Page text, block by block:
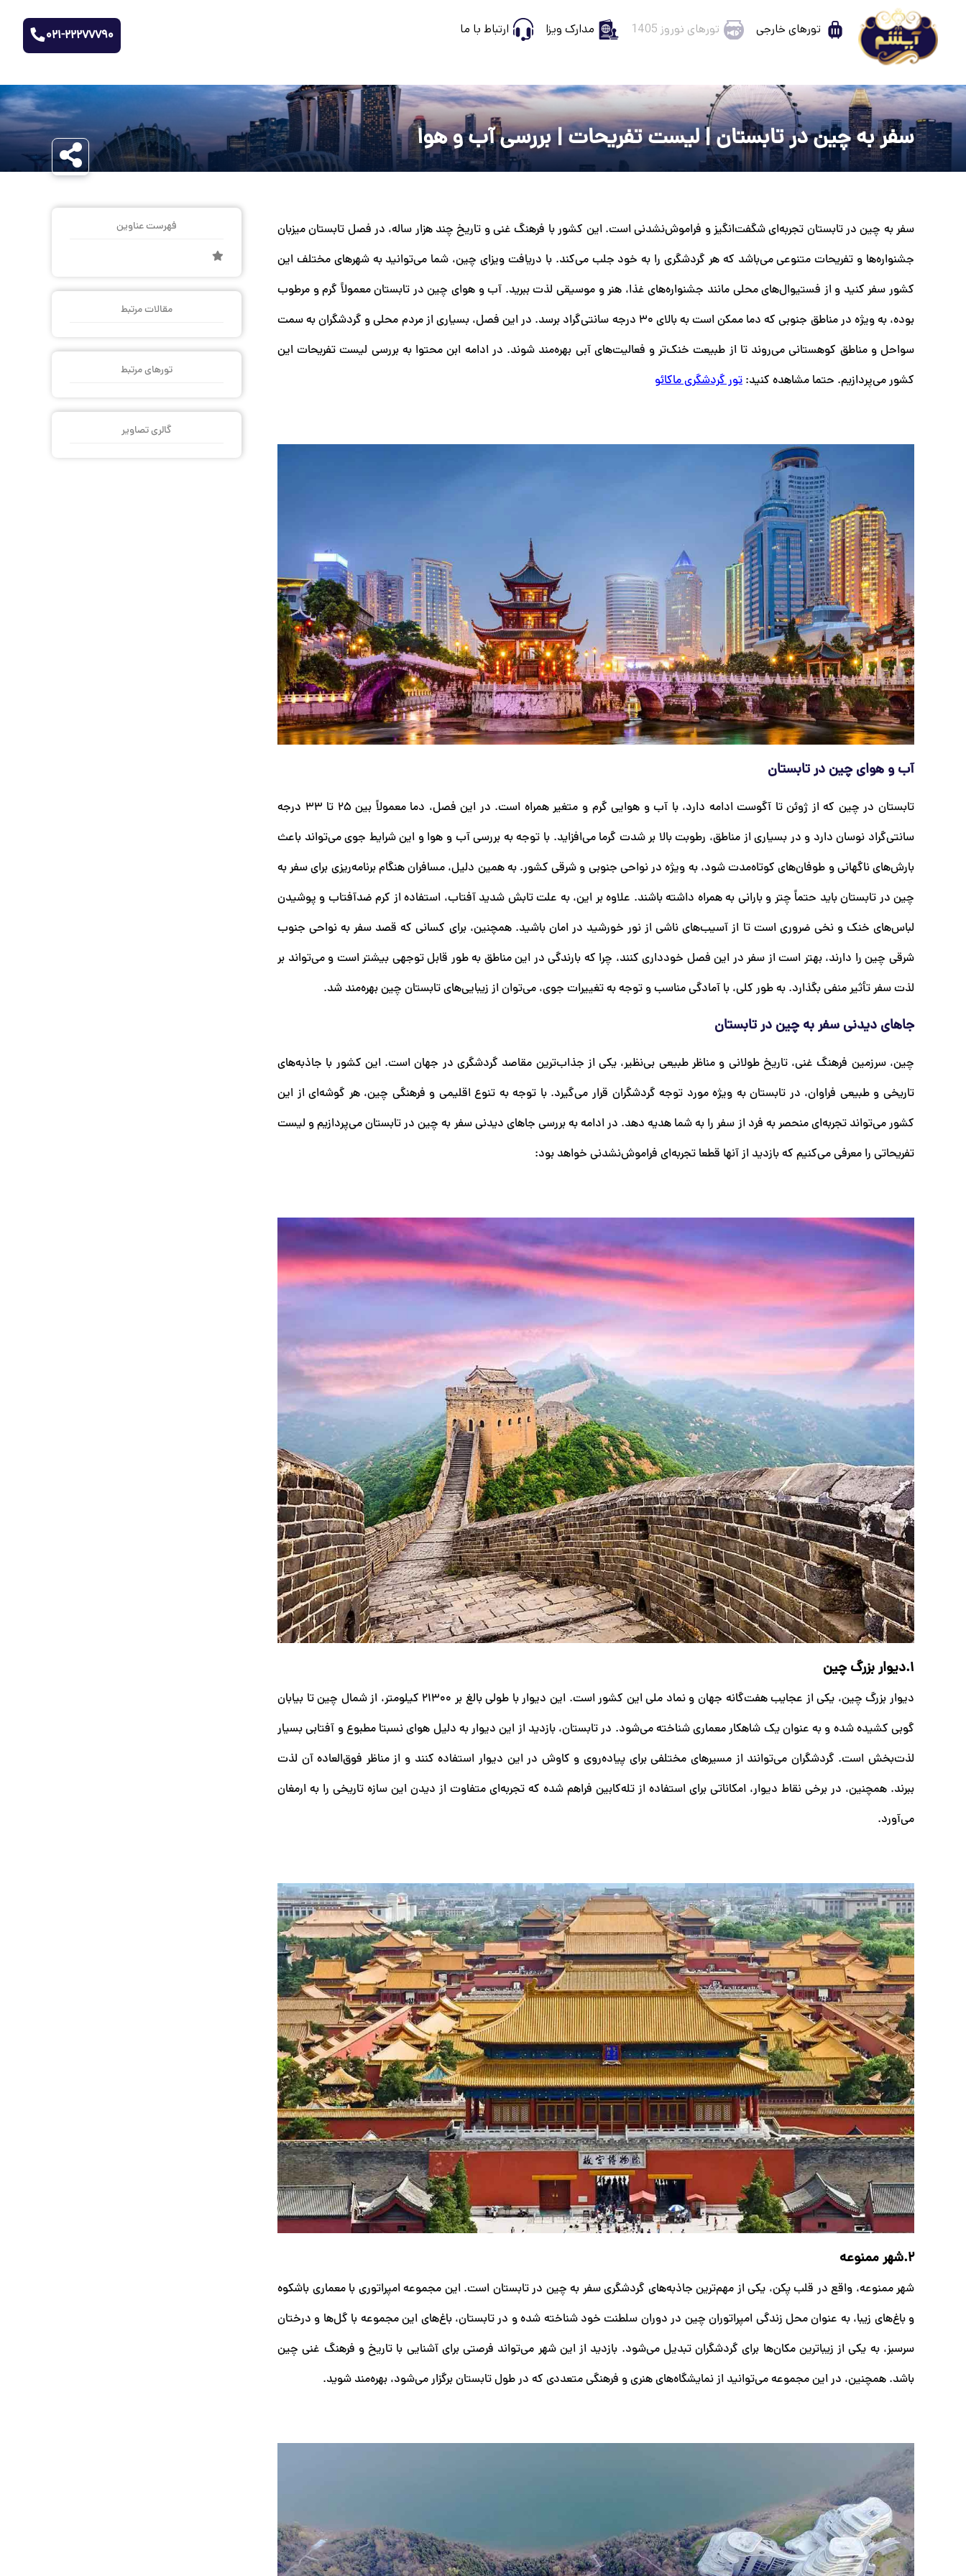
تورهای خارجی تورهای نوروز 1405 مدارک ویزا ارتباط با ما 021-22277790
سفر به چین در تابستان | لیست تفریحات | بررسی آب و هوا
سفر به چین در تابستان تجربه‌ای شگفت‌انگیز و فراموش‌نشدنی است. این کشور با فرهنگ غنی و تاریخ چند هزار ساله، در فصل تابستان میزبان
جشنواره‌ها و تفریحات متنوعی می‌باشد که هر گردشگری را به خود جلب می‌کند. با دریافت ویزای چین، شما می‌توانید به شهرهای مختلف این
کشور سفر کنید و از فستیوال‌های محلی مانند جشنواره‌های غذا، هنر و موسیقی لذت ببرید. آب و هوای چین در تابستان معمولاً گرم و مرطوب
بوده، به ویژه در مناطق جنوبی که دما ممکن است به بالای ۳۰ درجه سانتی‌گراد برسد. در این فصل، بسیاری از مردم محلی و گردشگران به سمت
سواحل و مناطق کوهستانی می‌روند تا از طبیعت خنک‌تر و فعالیت‌های آبی بهره‌مند شوند. در ادامه ابن محتوا به بررسی لیست تفریحات این
کشور می‌پردازیم. حتما مشاهده کنید: تور گردشگری ماکائو
آب و هوای چین در تابستان
تابستان در چین که از ژوئن تا آگوست ادامه دارد، با آب و هوایی گرم و متغیر همراه است. در این فصل، دما معمولاً بین 25 تا 33 درجه
سانتی‌گراد نوسان دارد و در بسیاری از مناطق، رطوبت بالا بر شدت گرما می‌افزاید. با توجه به بررسی آب و هوا و این شرایط جوی می‌تواند باعث
بارش‌های ناگهانی و طوفان‌های کوتاه‌مدت شود، به ویژه در نواحی جنوبی و شرقی کشور. به همین دلیل، مسافران هنگام برنامه‌ریزی برای سفر به
چین در تابستان باید حتماً چتر و بارانی به همراه داشته باشند. علاوه بر این، به علت تابش شدید آفتاب، استفاده از کرم ضدآفتاب و پوشیدن
لباس‌های خنک و نخی ضروری است تا از آسیب‌های ناشی از نور خورشید در امان باشید. همچنین، برای کسانی که قصد سفر به نواحی جنوب
شرقی چین را دارند، بهتر است از سفر در این فصل خودداری کنند، چرا که بارندگی در این مناطق به طور قابل توجهی بیشتر است و می‌تواند بر
لذت سفر تأثیر منفی بگذارد. به طور کلی، با آمادگی مناسب و توجه به تغییرات جوی، می‌توان از زیبایی‌های تابستان چین بهره‌مند شد.
جاهای دیدنی سفر به چین در تابستان
چین، سرزمین فرهنگ غنی، تاریخ طولانی و مناظر طبیعی بی‌نظیر، یکی از جذاب‌ترین مقاصد گردشگری در جهان است. این کشور با جاذبه‌های
تاریخی و طبیعی فراوان، در تابستان به ویژه مورد توجه گردشگران قرار می‌گیرد. با توجه به تنوع اقلیمی و فرهنگی چین، هر گوشه‌ای از این
کشور می‌تواند تجربه‌ای منحصر به فرد از سفر را به شما هدیه دهد. در ادامه به بررسی جاهای دیدنی سفر به چین در تابستان می‌پردازیم و لیست
تفریحاتی را معرفی می‌کنیم که بازدید از آنها قطعا تجربه‌ای فراموش‌نشدنی خواهد بود:
۱.دیوار بزرگ چین
دیوار بزرگ چین، یکی از عجایب هفت‌گانه جهان و نماد ملی این کشور است. این دیوار با طولی بالغ بر ۲۱۳۰۰ کیلومتر، از شمال چین تا بیابان
گوبی کشیده شده و به عنوان یک شاهکار معماری شناخته می‌شود. در تابستان، بازدید از این دیوار به دلیل هوای نسبتا مطبوع و آفتابی بسیار
لذت‌بخش است. گردشگران می‌توانند از مسیرهای مختلفی برای پیاده‌روی و کاوش در این دیوار استفاده کنند و از مناظر فوق‌العاده آن لذت
ببرند. همچنین، در برخی نقاط دیوار، امکاناتی برای استفاده از تله‌کابین فراهم شده که تجربه‌ای متفاوت از دیدن این سازه تاریخی را به ارمغان
می‌آورد.
۲.شهر ممنوعه
شهر ممنوعه، واقع در قلب پکن، یکی از مهم‌ترین جاذبه‌های گردشگری سفر به چین در تابستان است. این مجموعه امپراتوری با معماری باشکوه
و باغ‌های زیبا، به عنوان محل زندگی امپراتوران چین در دوران سلطنت خود شناخته شده و در تابستان، باغ‌های این مجموعه با گل‌ها و درختان
سرسبز، به یکی از زیباترین مکان‌ها برای گردشگران تبدیل می‌شود. بازدید از این شهر می‌تواند فرصتی برای آشنایی با تاریخ و فرهنگ غنی چین
باشد. همچنین، در این مجموعه می‌توانید از نمایشگاه‌های هنری و فرهنگی متعددی که در طول تابستان برگزار می‌شود، بهره‌مند شوید.
فهرست عناوین
مقالات مرتبط
تورهای مرتبط
گالری تصاویر